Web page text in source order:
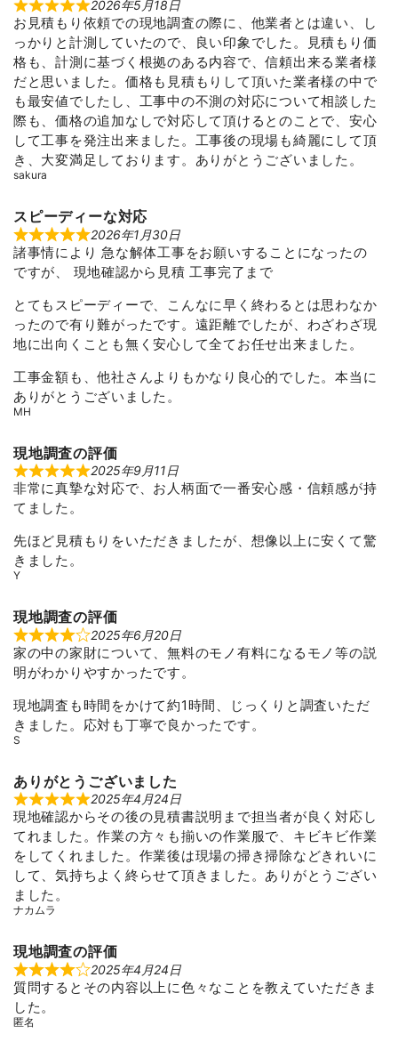
R
a
e
d
5
o
u
t
o
f
5
2026年5月18日
お見積もり依頼での現地調査の際に、他業者とは違い、し
っかりと計測していたので、良い印象でした。見積もり価
格も、計測に基づく根拠のある内容で、信頼出来る業者様
だと思いました。価格も見積もりして頂いた業者様の中で
も最安値でしたし、工事中の不測の対応について相談した
際も、価格の追加なしで対応して頂けるとのことで、安心
して工事を発注出来ました。工事後の現場も綺麗にして頂
き、大変満足しております。ありがとうございました。
sakura
スピーディーな対応
R
a
t
e
5
o
u
t
o
5
2026年1月30日
諸事情により 急な解体工事をお願いすることになったの
ですが、 現地確認から見積 工事完了まで
とてもスピーディーで、こんなに早く終わるとは思わなか
ったので有り難がったです。遠距離でしたが、わざわざ現
地に出向くことも無く安心して全てお任せ出来ました。
工事金額も、他社さんよりもかなり良心的でした。本当に
ありがとうございました。
MH
現地調査の評価
R
a
e
5
o
u
5
2025年9月11日
非常に真摯な対応で、お人柄面で一番安心感・信頼感が持
てました。
先ほど見積もりをいただきましたが、想像以上に安くて驚
きました。
Y
現地調査の評価
R
a
e
4
o
u
5
2025年6月20日
家の中の家財について、無料のモノ有料になるモノ等の説
明がわかりやすかったです。
現地調査も時間をかけて約1時間、じっくりと調査いただ
きました。応対も丁寧で良かったです。
S
ありがとうございました
R
a
e
d
5
o
u
t
o
5
2025年4月24日
現地確認からその後の見積書説明まで担当者が良く対応し
てれました。作業の方々も揃いの作業服で、キビキビ作業
をしてくれました。作業後は現場の掃き掃除などきれいに
して、気持ちよく終らせて頂きました。ありがとうござい
ました。
ナカムラ
現地調査の評価
R
a
2025年4月24日
質問するとその内容以上に色々なことを教えていただきま
した。
匿名